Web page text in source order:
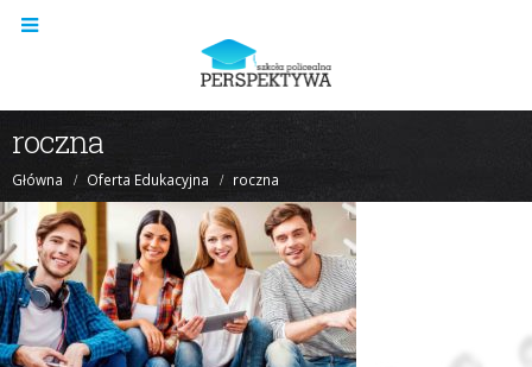
roczna
Główna Oferta Edukacyjna roczna